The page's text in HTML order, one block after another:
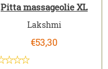
Pitta massageolie XL
Lakshmi
€53,30